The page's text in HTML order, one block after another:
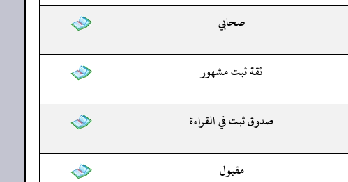
صحابي
ثقة ثبت مشهور
صدوق ثبت في القراءة
مقبول